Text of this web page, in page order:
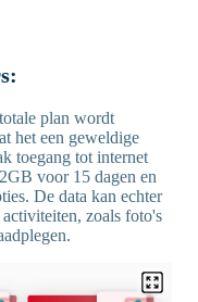
plan wordt
het een geweldige
toegang tot internet
voor 15 dagen en
De data kan echter
zoals foto's